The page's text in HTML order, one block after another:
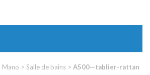
Mano > Salle de bains > A500—tablier-rattan